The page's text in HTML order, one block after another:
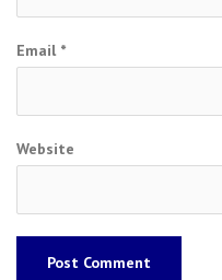
Email *
Website